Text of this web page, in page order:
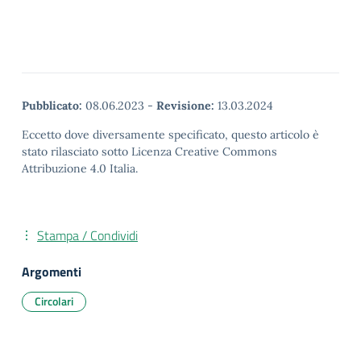
Pubblicato: 08.06.2023 - Revisione: 13.03.2024
Eccetto dove diversamente specificato, questo articolo è
stato rilasciato sotto Licenza Creative Commons
Attribuzione 4.0 Italia.
Stampa / Condividi
Argomenti
Circolari